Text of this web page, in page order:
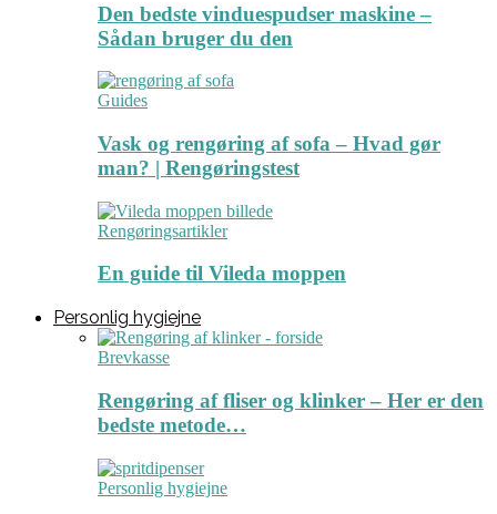
Den bedste vinduespudser maskine –
Sådan bruger du den
Guides
Vask og rengøring af sofa – Hvad gør
man? | Rengøringstest
Rengøringsartikler
En guide til Vileda moppen
Personlig hygiejne
Brevkasse
Rengøring af fliser og klinker – Her er den
bedste metode…
Personlig hygiejne